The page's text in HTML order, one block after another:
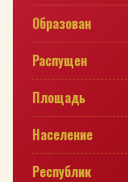
Образован
Распущен
Площадь
Население
Республик